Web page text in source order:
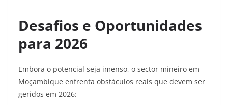
Desafios e Oportunidades
para 2026
Embora o potencial seja imenso, o sector mineiro em
Moçambique enfrenta obstáculos reais que devem ser
geridos em 2026: